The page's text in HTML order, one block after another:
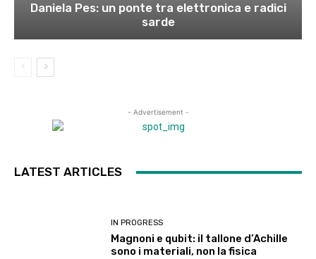
Daniela Pes: un ponte tra elettronica e radici
sarde
- Advertisement -
LATEST ARTICLES
IN PROGRESS
Magnoni e qubit: il tallone d’Achille
sono i materiali, non la fisica